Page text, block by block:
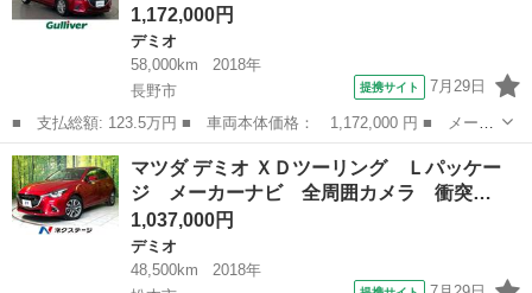
1,172,000円
デミオ
58,000km
2018年
長野市
提携サイト 7月29日
■ 支払総額: 123.5万円 ■ 車両本体価格： 1,172,000 円 ■ メーカ
ー名： マツダ ■ 車種名： デミオ ■ グレード名： １３Ｓ 純
正ナビ Ｂｌｕｅｔｏｏｔｈ Ａｕｄｉｏ フルセグＴＶ 衝突被害
軽減ブレ...
長野 長野市 デミオ
マツダ デミオ ＸＤツーリング Ｌパッケー
ジ メーカーナビ 全周囲カメラ 衝突…
1,037,000円
デミオ
48,500km
2018年